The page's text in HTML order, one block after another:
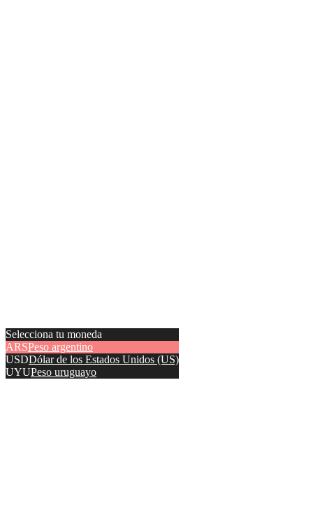
Selecciona tu moneda
ARSPeso argentino
USDDólar de los Estados Unidos (US)
UYUPeso uruguayo